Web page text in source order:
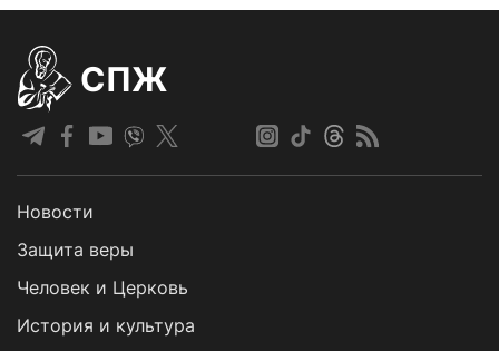
СПЖ
Новости
Защита веры
Человек и Церковь
История и культура